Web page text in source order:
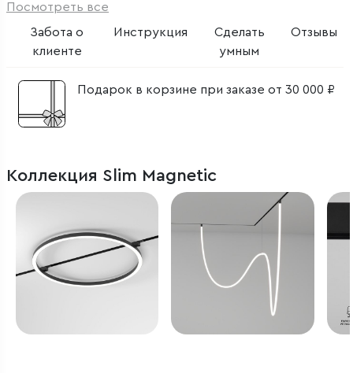
Посмотреть все
Забота о
клиенте
Инструкция
Сделать
умным
Отзывы
Подарок в корзине при заказе от 30 000 ₽
Коллекция Slim Magnetic